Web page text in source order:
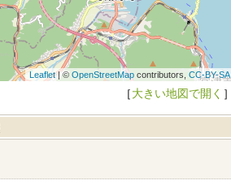
Leaflet| © OpenStreetMapcontributors, CC-BY-SA
［大きい地図で開く ］